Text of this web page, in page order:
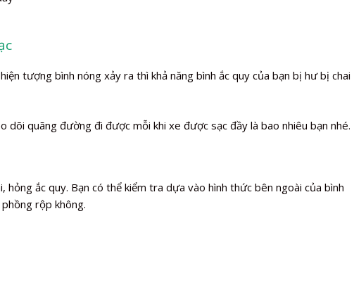
tượng bình nóng xảy ra thì khả năng bình ắc quy của bạn bị hư bị chai
dõi quãng đường đi được mỗi khi xe được sạc đầy là bao nhiêu bạn nhé.
hỏng ắc quy. Bạn có thể kiểm tra dựa vào hình thức bên ngoài của bình
rộp không.